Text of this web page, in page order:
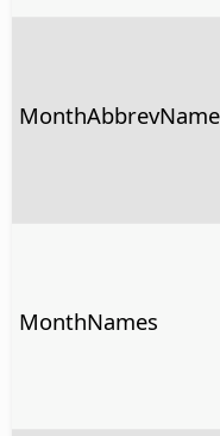
MonthNames